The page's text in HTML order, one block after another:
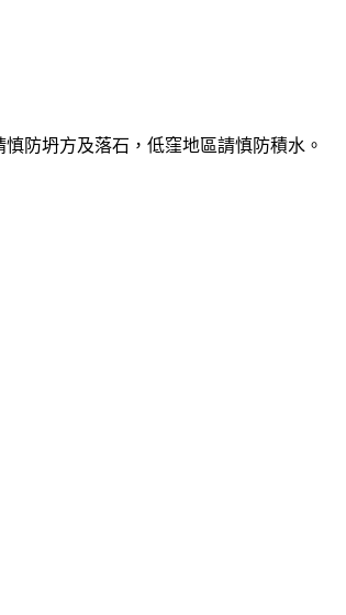
防坍方及落石，低窪地區請慎防積水。